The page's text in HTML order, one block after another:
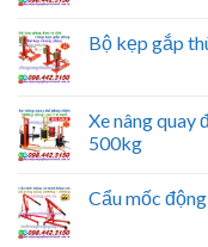
Bộ kẹp gắp
Xe nâng quay
500kg
Cẩu mốc